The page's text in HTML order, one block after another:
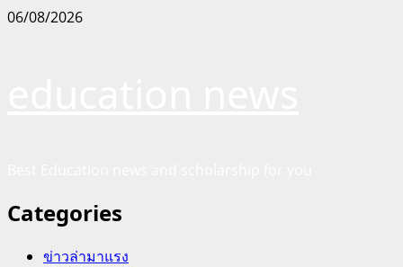
Skip
06/08/2026
Categories
ข่าวล่ามาแรง